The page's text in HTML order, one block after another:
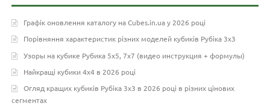
Графік оновлення каталогу на Cubes.in.ua у 2026 році
Порівняння характеристик різних моделей кубиків Рубіка 3х3
Узоры на кубике Рубика 5х5, 7х7 (видео инструкция + формулы)
Найкращі кубики 4х4 в 2026 році
Огляд кращих кубиків Рубіка 3х3 в 2026 році в різних цінових
сегментах